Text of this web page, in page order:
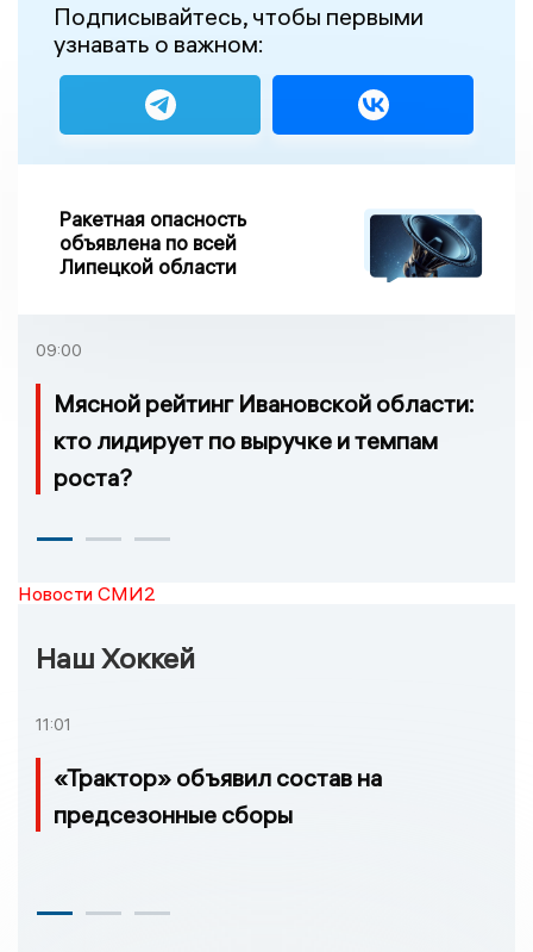
Подписывайтесь, чтобы первыми
узнавать о важном:
Ракетная опасность
объявлена по всей
Липецкой области
09:00
Мясной рейтинг Ивановской области:
кто лидирует по выручке и темпам
роста?
Новости СМИ2
Наш Хоккей
11:01
«Трактор» объявил состав на
предсезонные сборы